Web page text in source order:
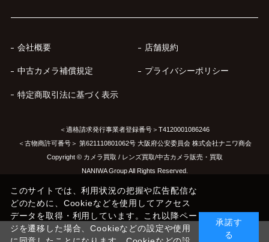
会社概要 店舗規約
中古カメラ補償規定 プライバシーポリシー
特定商取引法に基づく表示
＜適格請求発行事業者登録番号＞T4120001086246
＜古物商許可番号＞ 第621110801062号 大阪府公安委員会 株式会社ナニワ商会
Copyright © カメラ買取 / レンズ買取/中古カメラ販売・買取
NANIWA Group All Rights Reserved.
このサイトでは、利用状況の把握や広告配信な
どのために、Cookieなどを使用してアクセス
データを取得・利用しています。これ以降ペー
ジを遷移した場合、Cookieなどの設定や使用
承諾す
る